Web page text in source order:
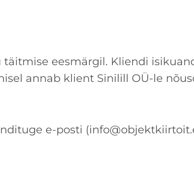
eesmärgil. Kliendi
annab klient Sinilill OÜ-le
e-posti